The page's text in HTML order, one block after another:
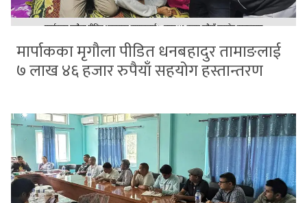
मार्पाकका मृगौला पीडित धनबहादुर तामाङलाई
७ लाख ४६ हजार रुपैयाँ सहयोग हस्तान्तरण